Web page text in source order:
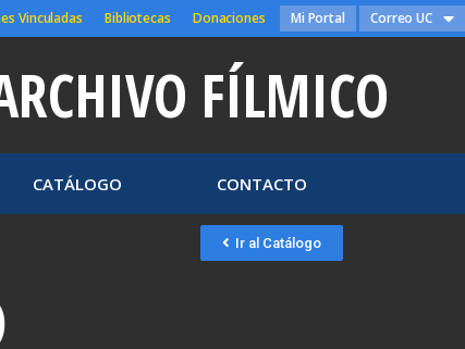
Vinculadas Bibliotecas Donaciones Mi Portal Correo UC
FÍLMICO
CATÁLOGO CONTACTO
Ir al Catálogo